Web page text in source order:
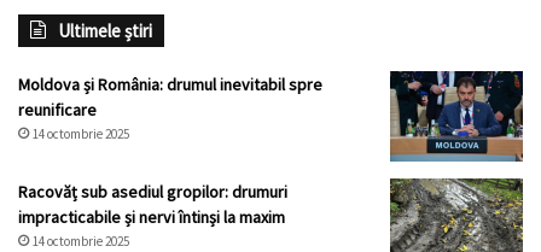
Ultimele știri
Moldova și România: drumul inevitabil spre
reunificare
14 octombrie 2025
Racovăț sub asediul gropilor: drumuri
impracticabile și nervi întinși la maxim
14 octombrie 2025